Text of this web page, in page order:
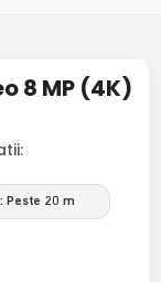
8 MP (4K)
Peste 20 m